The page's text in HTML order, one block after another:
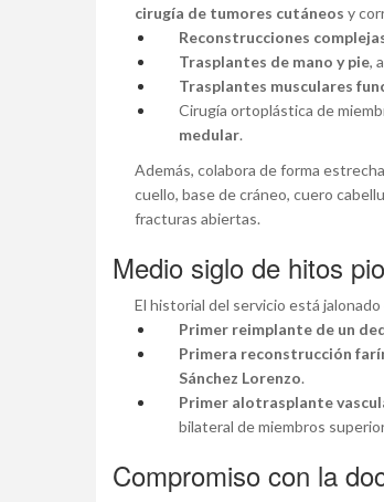
cirugía de tumores cutáneos y
Reconstrucciones
Trasplantes de mano y pie,
Trasplantes musculares
Cirugía ortoplástica de
medular.
Además, colabora de forma
cuello, base de cráneo, cuero
fracturas abiertas.
Medio siglo de hitos
El historial del servicio está jalonado
Primer reimplante de un
Primera reconstrucción
Sánchez Lorenzo.
Primer alotrasplante
bilateral de miembros
Compromiso con la